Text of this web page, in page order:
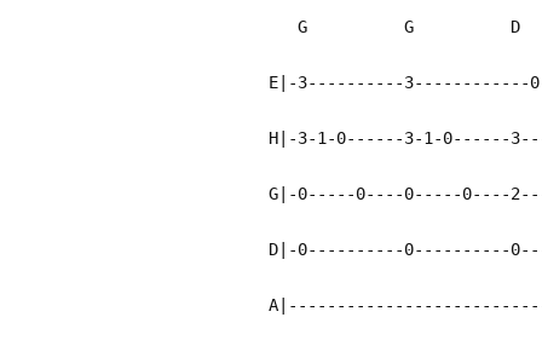
G G D
E|-3----------3------------
H|-3-1-0------3-1-0------
G|-0-----0----0-----0----
D|-0----------0----------